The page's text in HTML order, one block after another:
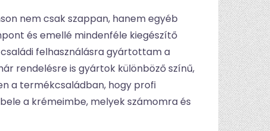
nem csak szappan, hanem egyéb
és emellé mindenféle kiegészítő
felhasználásra gyártottam a
rendelésre is gyártok különböző színű,
a termékcsaládban, hogy profi
a krémeimbe, melyek számomra és